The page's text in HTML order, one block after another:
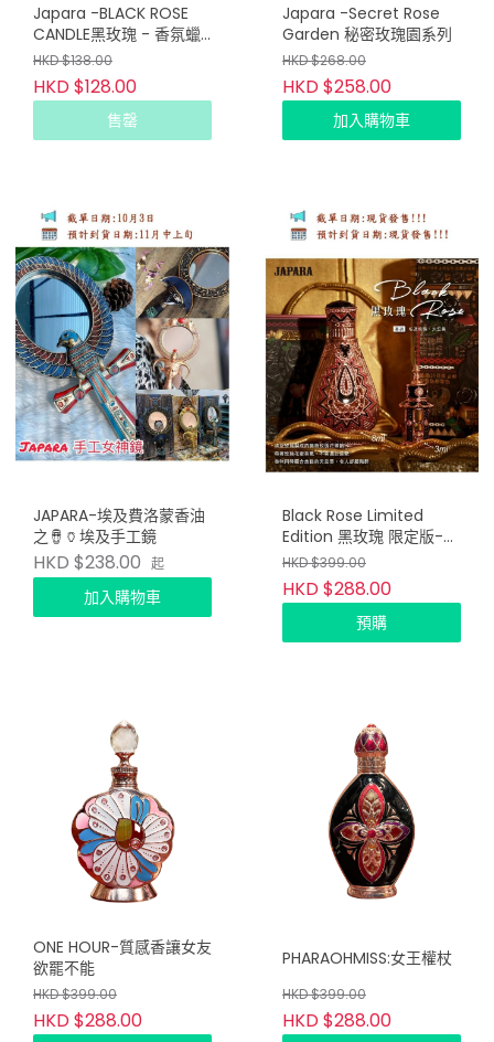
Japara -BLACK ROSE
CANDLE黑玫瑰 - 香氛蠟
燭60g
HKD $138.00
HKD $128.00
售罄
Japara -Secret Rose
Garden 秘密玫瑰園系列
HKD $268.00
HKD $258.00
加入購物車
JAPARA-埃及費洛蒙香油
之🪘🏺埃及手工鏡
HKD $238.00 起
加入購物車
Black Rose Limited
Edition 黑玫瑰 限定版-情
人節
HKD $399.00
HKD $288.00
預購
ONE HOUR-質感香讓女友
欲罷不能
HKD $399.00
HKD $288.00
PHARAOHMISS:女王權杖
HKD $399.00
HKD $288.00